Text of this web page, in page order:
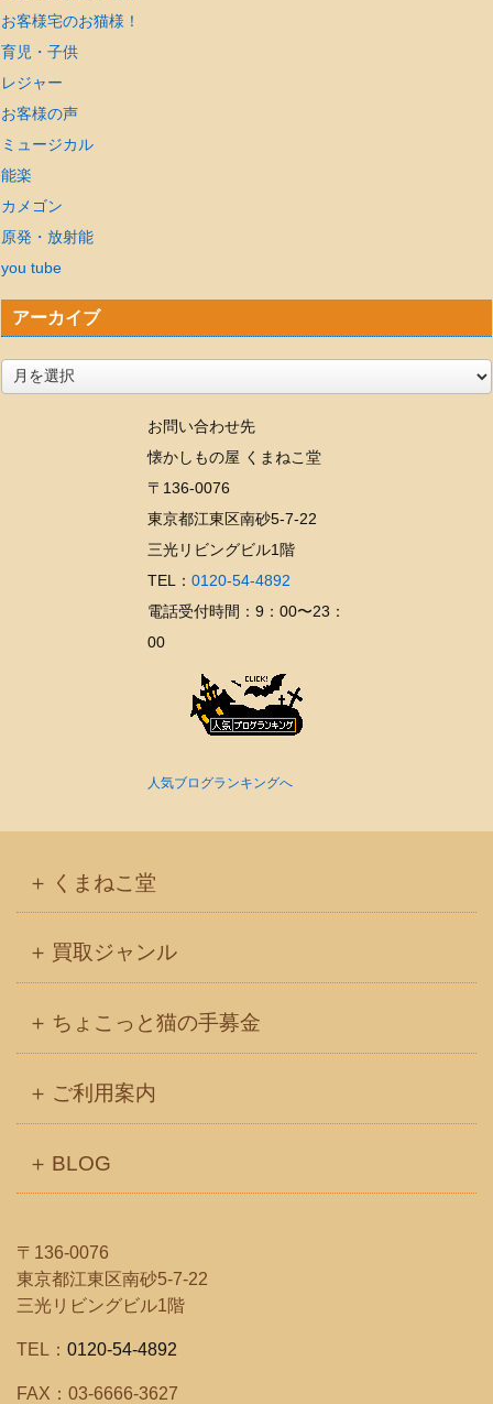
お客様宅のお猫様！
育児・子供
レジャー
お客様の声
ミュージカル
能楽
カメゴン
原発・放射能
you tube
アーカイブ
お問い合わせ先
懐かしもの屋 くまねこ堂
〒136-0076
東京都江東区南砂5-7-22
三光リビングビル1階
TEL： 0120-54-4892
電話受付時間：9：00〜23：
00
人気ブログランキングへ
くまねこ堂
買取ジャンル
ちょこっと猫の手募金
ご利用案内
BLOG
〒136-0076
東京都江東区南砂5-7-22
三光リビングビル1階
TEL： 0120-54-4892
FAX：03-6666-3627